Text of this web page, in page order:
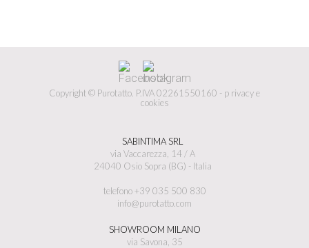
Copyright © Purotatto. P.IVA 02261550160 - p rivacy e
cookies
SABINTIMA SRL
via Vaccarezza, 14 / A
24040 Osio Sopra (BG) - Italia
telefono +39 035 500 830
info@purotatto.com
SHOWROOM MILANO
via Savona, 35